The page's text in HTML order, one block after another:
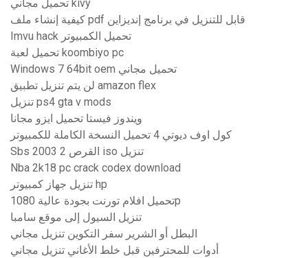
تحميل مجاني kivy
كيفية إنشاء ملف pdf قابل للتنزيل في برنامج إنديزاين
Imvu hack تحميل الكمبيوتر
تحميل لعبة koombiyo pc
Windows 7 64bit oem تحميل مجاني
لن يتم تنزيل تطبيق amazon flex
تنزيل ps4 gta v mods
ويندوز فيستا تحميل ايزو مجانا
كول اوف ديوتي 4 تحميل النسخة الكاملة للكمبيوتر
Sbs 2003 القرص 2 iso تنزيل
Nba 2k18 pc crack codex download
تنزيل جهاز كمبيوتر hp
تحميل افلام تورنت بجودة عالية 1080p
تنزيل السيول إلى موقع سامبا
البطل أو الشرير سفر التكوين تنزيل مجاني
أدوات للمحترفين قبل خلط الأغاني تنزيل مجاني